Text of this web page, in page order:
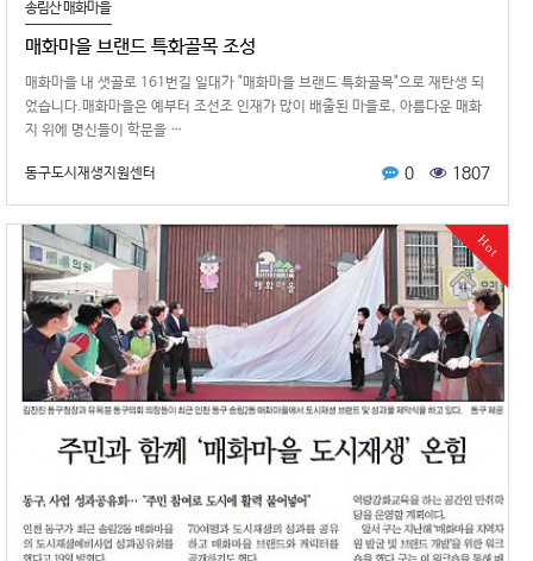
송림산 매화마을
매화마을 브랜드 특화골목 조성
매화마을 내 샛골로 161번길 일대가 "매화마을 브랜드 특화골목"으로 재탄생 되
었습니다.매화마을은 예부터 조선조 인재가 많이 배출된 마을로, 아름다운 매화
지 위에 명신들이 학문을 …
동구도시재생지원센터 0 1807
Hot